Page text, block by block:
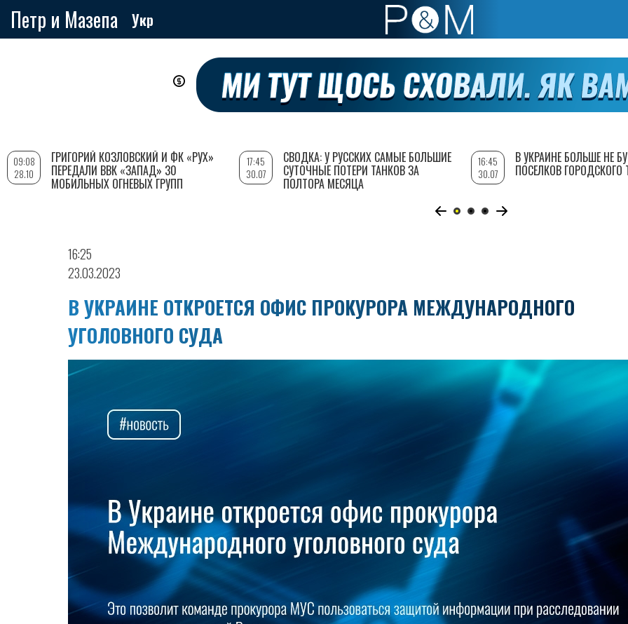
Петр и Мазепа Укр
16:25
23.03.2023
В УКРАИНЕ ОТКРОЕТСЯ ОФИС ПРОКУРОРА МЕЖДУНАРОДНОГО
УГОЛОВНОГО СУДА
09:08
28.10
ГРИГОРИЙ КОЗЛОВСКИЙ И ФК «РУХ»
ПЕРЕДАЛИ ВВК «ЗАПАД» 30
МОБИЛЬНЫХ ОГНЕВЫХ ГРУПП
17:45
30.07
СВОДКА: У РУССКИХ САМЫЕ БОЛЬШИЕ
СУТОЧНЫЕ ПОТЕРИ ТАНКОВ ЗА
ПОЛТОРА МЕСЯЦА
16:45
30.07
В УКРАИНЕ БОЛЬШЕ НЕ
ПОСЕЛКОВ ГОРОДСКОГО